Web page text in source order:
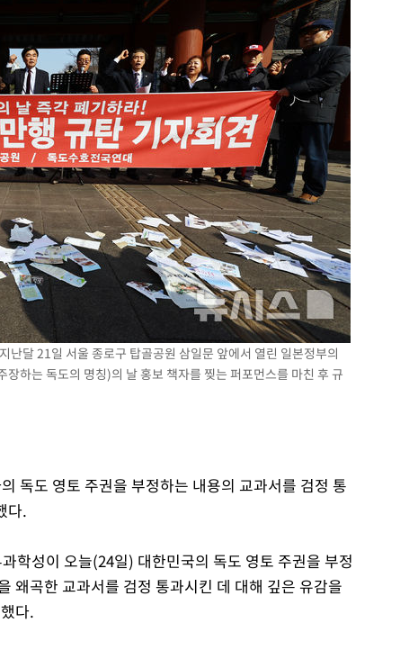
달 21일 서울 종로구 탑골공원 삼일문 앞에서 열린 일본정부의
하는 독도의 명칭)의 날 홍보 책자를 찢는 퍼포먼스를 마친 후 규
독도 영토 주권을 부정하는 내용의 교과서를 검정 통
다.
학성이 오늘(24일) 대한민국의 독도 영토 주권을 부정
왜곡한 교과서를 검정 통과시킨 데 대해 깊은 유감을
다.